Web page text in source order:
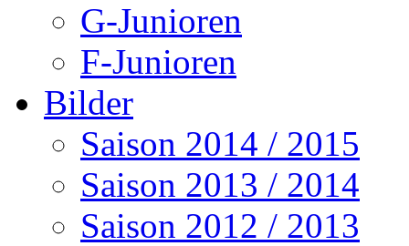
G-Junioren
F-Junioren
Bilder
Saison 2014 / 2015
Saison 2013 / 2014
Saison 2012 / 2013